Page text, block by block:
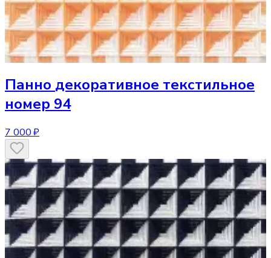
Панно декоративное текстильное
номер 94
7 000 ₽